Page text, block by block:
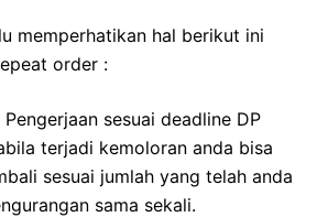
memperhatikan hal berikut ini
order :
Pengerjaan sesuai deadline DP
terjadi kemoloran anda bisa
sesuai jumlah yang telah anda
sama sekali.